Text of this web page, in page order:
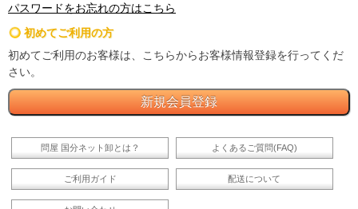
パスワードをお忘れの方はこちら
初めてご利用の方
初めてご利用のお客様は、こちらからお客様情報登録を行ってくだ
さい。
問屋 国分ネット卸とは？ よくあるご質問(FAQ)
ご利用ガイド 配送について